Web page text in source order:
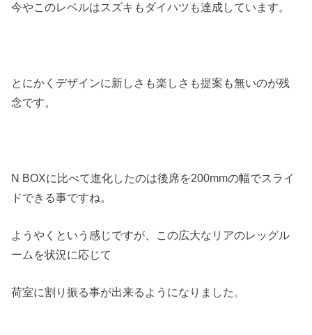
今やこのレベルはスズキもダイハツも達成しています。
とにかくデザインに新しさも楽しさも提案も無いのが残
念です。
N BOXに比べて進化したのは後席を200mmの幅でスライ
ドできる事ですね。
ようやくという感じですが、この広大なリアのレッグル
ームを状況に応じて
荷室に割り振る事が出来るようになりました。